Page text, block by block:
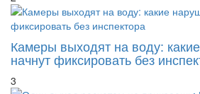
Камеры выходят на воду:
начнут фиксировать без
3